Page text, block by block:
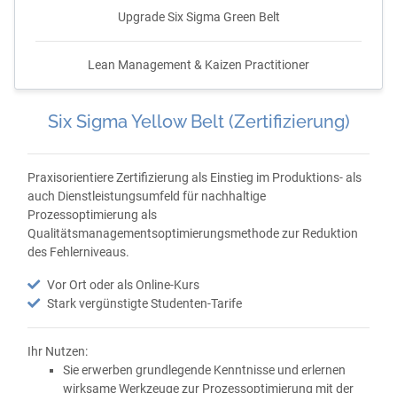
Upgrade Six Sigma Green Belt
Lean Management & Kaizen Practitioner
Six Sigma Yellow Belt (Zertifizierung)
Praxisorientiere Zertifizierung als Einstieg im Produktions- als
auch Dienstleistungsumfeld für nachhaltige
Prozessoptimierung als
Qualitätsmanagementsoptimierungsmethode zur Reduktion
des Fehlerniveaus.
Vor Ort oder als Online-Kurs
Stark vergünstigte Studenten-Tarife
Ihr Nutzen:
Sie erwerben grundlegende Kenntnisse und erlernen
wirksame Werkzeuge zur Prozessoptimierung mit der